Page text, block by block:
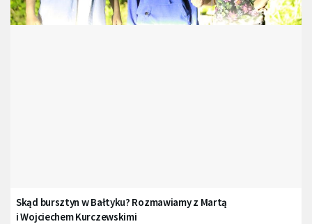
Skąd bursztyn w Bałtyku? Rozmawiamy z Martą
i Wojciechem Kurczewskimi